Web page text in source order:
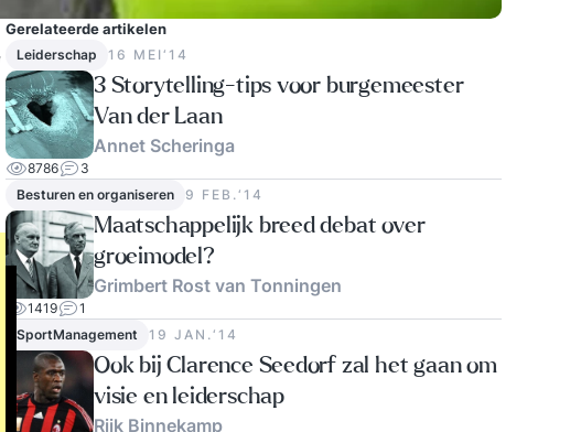
Gerelateerde artikelen
Leiderschap 16 MEI‘14
3 Storytelling-tips voor burgemeester
Van der Laan
Annet Scheringa
8786
3
Besturen en organiseren
9 FEB.‘14
Maatschappelijk breed debat over
groeimodel?
Grimbert Rost van Tonningen
1419
1
SportManagement
19 JAN.‘14
Ook bij Clarence Seedorf zal het gaan om
visie en leiderschap
Rijk Binnekamp